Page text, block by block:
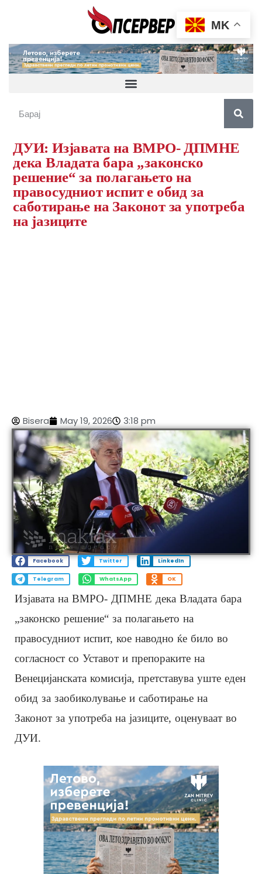
ДУИ: Изјавата на ВМРО- ДПМНЕ
дека Владата бара „законско
решение“ за полагањето на
правосудниот испит е обид за
саботирање на Законот за употреба
на јазиците
Bisera May 19, 2026 3:18 pm
Facebook Twitter LinkedIn
Telegram WhatsApp OK
Изјавата на ВМРО- ДПМНЕ дека Владата бара
„законско решение“ за полагањето на
правосудниот испит, кое наводно ќе било во
согласност со Уставот и препораките на
Венецијанската комисија, претставува уште еден
обид за заобиколување и саботирање на
Законот за употреба на јазиците, оценуваат во
ДУИ.
MK